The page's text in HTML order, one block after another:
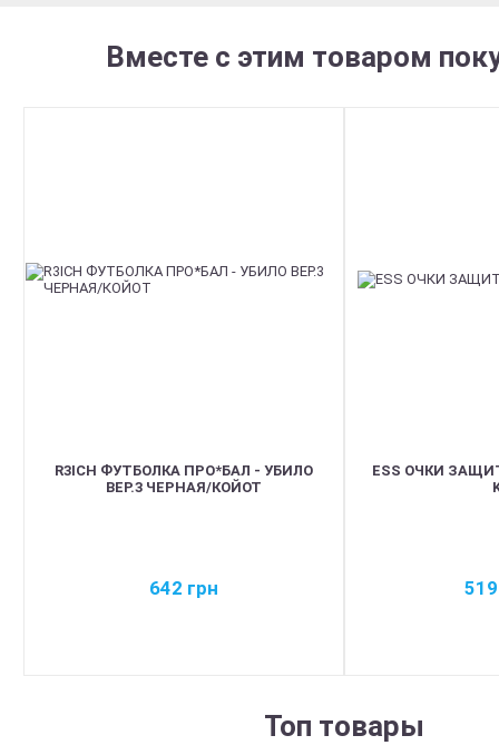
Вместе с этим товаром
R3ICH ФУТБОЛКА ПРО*БАЛ - УБИЛО
ВЕР.3 ЧЕРНАЯ/КОЙОТ
642 грн
ESS ОЧКИ
Топ товары